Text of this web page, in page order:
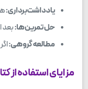
یادداشت‌برداری:
حل تمرین‌ها:بعد
مطالعه گروهی:
مزایای استفاده از